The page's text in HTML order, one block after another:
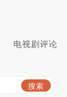
电视剧评论